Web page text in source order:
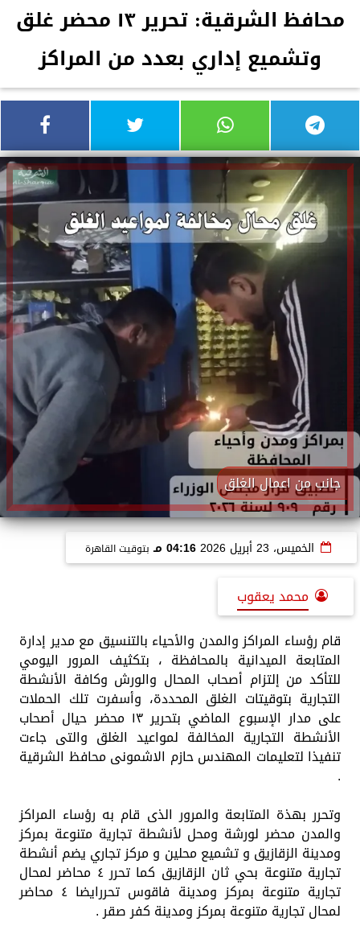
محافظ الشرقية: تحرير ١٣ محضر غلق
وتشميع إداري بعدد من المراكز
جانب من اعمال الغلق
الخميس، 23 أبريل 2026 04:16 مـ بتوقيت القاهرة
محمد يعقوب
قام رؤساء المراكز والمدن والأحياء بالتنسيق مع مدير إدارة
المتابعة الميدانية بالمحافظة ، بتكثيف المرور اليومي
للتأكد من إلتزام أصحاب المحال والورش وكافة الأنشطة
التجارية بتوقيتات الغلق المحددة، وأسفرت تلك الحملات
على مدار الإسبوع الماضي بتحرير ١٣ محضر حيال أصحاب
الأنشطة التجارية المخالفة لمواعيد الغلق والتى جاءت
تنفيذا لتعليمات المهندس حازم الاشمونى محافظ الشرقية
.
وتحرر بهذة المتابعة والمرور الذى قام به رؤساء المراكز
والمدن محضر لورشة ومحل لأنشطة تجارية متنوعة بمركز
ومدينة الزقازيق و تشميع محلين و مركز تجاري يضم أنشطة
تجارية متنوعة بحي ثان الزقازيق كما تحرر ٤ محاضر لمحال
تجارية متنوعة بمركز ومدينة فاقوس تحررايضا ٤ محاضر
لمحال تجارية متنوعة بمركز ومدينة كفر صقر .